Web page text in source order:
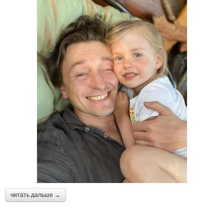
читать дальше →